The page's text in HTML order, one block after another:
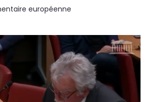
européenne